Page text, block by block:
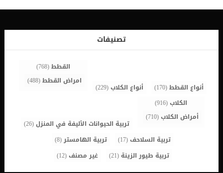
تصنيفات
أنواع القطط(170) أنواع الكلاب(229)
القطط(768)
امراض القطط(488)
الكلاب(916)
أمراض الكلاب(710)
تربية الحيوانات الأليفة في المنزل(26)
تربية السلاحف(17) تربية الهامستر(8)
تربية طيور الزينة (21) غير مصنف(12)